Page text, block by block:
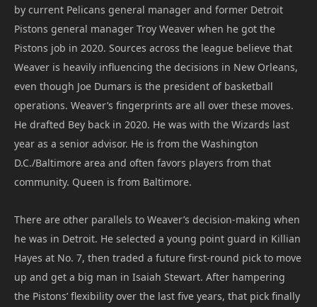
by current Pelicans general manager and former Detroit
Pistons general manager Troy Weaver when he got the
Pistons job in 2020. Sources across the league believe that
Weaver is heavily influencing the decisions in New Orleans,
even though Joe Dumars is the president of basketball
operations. Weaver’s fingerprints are all over these moves.
He drafted Bey back in 2020. He was with the Wizards last
year as a senior advisor. He is from the Washington
D.C./Baltimore area and often favors players from that
community. Queen is from Baltimore.
There are other parallels to Weaver’s decision-making when
he was in Detroit. He selected a young point guard in Killian
Hayes at No. 7, then traded a future first-round pick to move
up and get a big man in Isaiah Stewart. After hampering
the Pistons’ flexibility over the last five years, that pick finally